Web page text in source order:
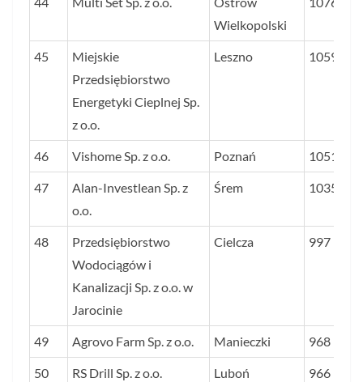
Wielkopolski
45
Miejskie
Przedsiębiorstwo
Energetyki Cieplnej Sp.
z o.o.
Leszno 1059
46 Vishome Sp. z o.o. Poznań 1051
47
Alan-Investlean Sp. z
o.o.
Śrem 1035
48
Przedsiębiorstwo
Wodociągów i
Kanalizacji Sp. z o.o. w
Jarocinie
Cielcza 997
49 Agrovo Farm Sp. z o.o. Manieczki 968
50 RS Drill Sp. z o.o. Luboń 966